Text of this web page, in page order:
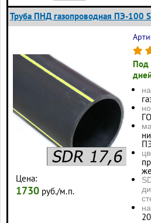
Труба ПНД газопроводная ПЭ-100
Цена:
1730 руб./м.п.
Под